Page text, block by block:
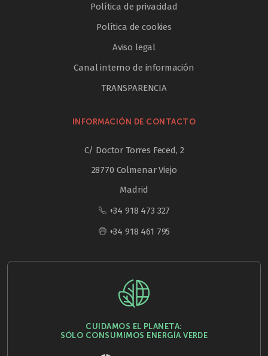
Política de privacidad
Política de cookies
Aviso legal
Canal interno de información
TRANSPARENCIA
INFORMACIÓN DE CONTACTO
C/ Doctor Torres Feced, 2
28770 Colmenar Viejo
Madrid
+34 918 473 327
+34 918 461 795
CUIDAMOS EL PLANETA:
SÓLO CONSUMIMOS ENERGÍA VERDE